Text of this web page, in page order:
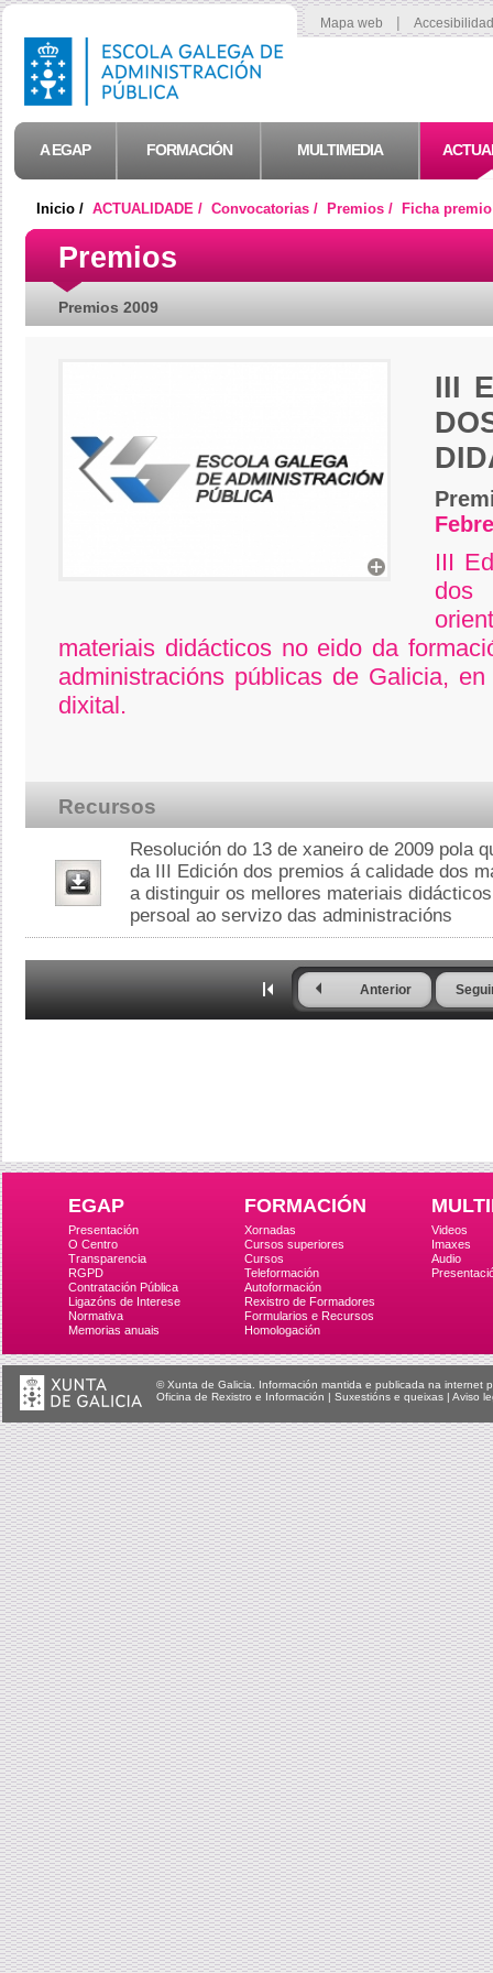
Mapa web |
A EGAP FORMACIÓN MULTIMEDIA
Inicio / ACTUALIDADE / Convocatorias / Premios / Ficha premio
Premios 2009
Premios
III
III
materiais didácticos no eido da
administracións públicas de Galicia,
dixital.
Recursos
Resolución do 13 de xaneiro de 2009 pola
da III Edición dos premios á calidade dos
a distinguir os mellores materiais
persoal ao servizo das administracións
Anterior
EGAP
Presentación
O Centro
Transparencia
RGPD
Contratación Pública
Ligazóns de Interese
Normativa
Memorias anuais
FORMACIÓN
Xornadas
Cursos superiores
Cursos
Teleformación
Autoformación
Rexistro de Formadores
Formularios e Recursos
Homologación
Videos
Imaxes
Audio
© Xunta de Galicia. Información mantida e publicada na internet
Oficina de Rexistro e Información | Suxestións e queixas | Aviso